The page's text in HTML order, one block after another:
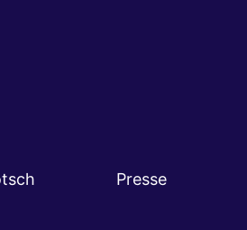
Pötsch Presse